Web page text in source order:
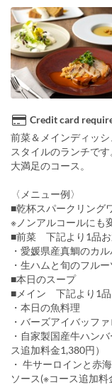
Credit card
前菜＆メインディッ
スタイルのランチで
大満足のコース。
〈メニュー例〉
■乾杯スパークリング
※ノンアルコールにも
■前菜 下記より1品お
・愛媛県産真鯛のカ
・生ハムと旬のフル
■本日のスープ
■メイン 下記より1品
・本日の魚料理
・バーズアイバッフ
・自家製国産牛ハン
ス追加料金1,380円）
・ 牛サーロインと赤
ソース(※コース追加料